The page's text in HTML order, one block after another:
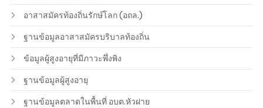
อาสาสมัครท้องถิ่นรักษ์โลก (อถล.)
ฐานข้อมูลอาสาสมัครบริบาลท้องถิ่น
ข้อมูลผู้สูงอายุที่มีภาวะพึ่งพิง
ฐานข้อมูลผู้สูงอายุ
ฐานข้อมูลตลาดในพื้นที่ อบต.หัวฝาย